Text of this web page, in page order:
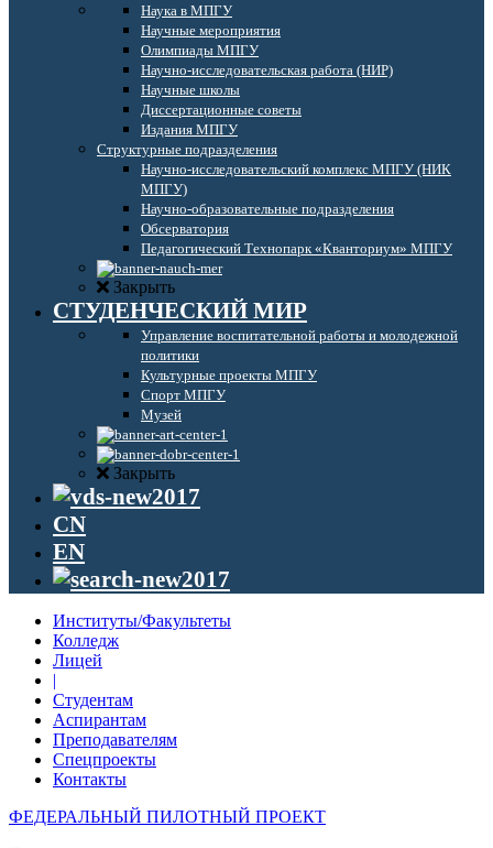
Наука в МПГУ
Научные мероприятия
Олимпиады МПГУ
Научно-исследовательская работа (НИР)
Научные школы
Диссертационные советы
Издания МПГУ
Структурные подразделения
Научно-исследовательский комплекс МПГУ (НИК
МПГУ)
Научно-образовательные подразделения
Обсерватория
Педагогический Технопарк «Кванториум» МПГУ
Закрыть
СТУДЕНЧЕСКИЙ МИР
Управление воспитательной работы и молодежной
политики
Культурные проекты МПГУ
Спорт МПГУ
Музей
Закрыть
CN
EN
Институты/Факультеты
Колледж
Лицей
|
Студентам
Аспирантам
Преподавателям
Спецпроекты
Контакты
ФЕДЕРАЛЬНЫЙ ПИЛОТНЫЙ ПРОЕКТ